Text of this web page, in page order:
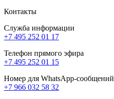
Контакты
Служба информации
+7 495 252 01 17
Телефон прямого эфира
+7 495 252 01 15
Номер для WhatsApp-сообщений
+7 966 032 58 32